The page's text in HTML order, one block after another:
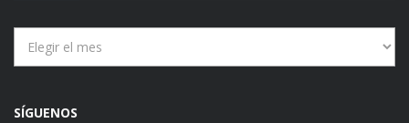
SÍGUENOS